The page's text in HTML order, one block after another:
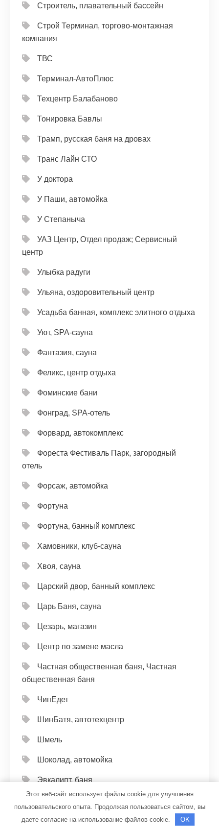
Строитель, плавательный бассейн
Строй Терминал, торгово-монтажная
компания
ТВС
Терминал-АвтоПлюс
Техцентр Балабаново
Тонировка Бавлы
Трамп, русская баня на дровах
Транс Лайн СТО
У доктора
У Паши, автомойка
У Степаныча
УАЗ Центр, Отдел продаж; Сервисный
центр
Улыбка радуги
Ульяна, оздоровительный центр
Усадьба банная, комплекс элитного отдыха
Уют, SPA-сауна
Фантазия, сауна
Феликс, центр отдыха
Фоминские бани
Фонград, SPA-отель
Форвард, автокомплекс
Фореста Фестиваль Парк, загородный
отель
Форсаж, автомойка
Фортуна
Фортуна, банный комплекс
Хамовники, клуб-сауна
Хвоя, сауна
Царский двор, банный комплекс
Царь Баня, сауна
Цезарь, магазин
Центр по замене масла
Частная общественная баня, Частная
общественная баня
ЧипЕдет
ШинБатя, автотехцентр
Шмель
Шоколад, автомойка
Эвкалипт, баня
Эдельвейс, банный комплекс
Этот веб-сайт использует файлы cookie для улучшения
пользовательского опыта. Продолжая пользоваться сайтом, вы
даете согласие на использование файлов cookie.
OK